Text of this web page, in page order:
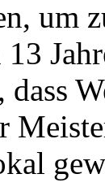
um
dass